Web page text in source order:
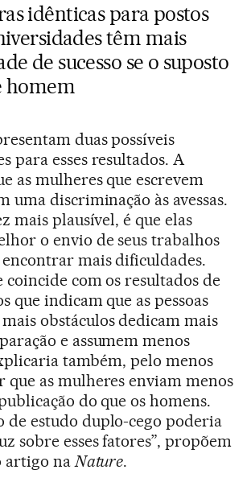
idênticas para postos
têm mais
de sucesso se o suposto
homem
duas possíveis
para esses resultados. A
as mulheres que escrevem
uma discriminação às avessas.
mais plausível, é que elas
o envio de seus trabalhos
mais dificuldades.
coincide com os resultados de
que indicam que as pessoas
obstáculos dedicam mais
e assumem menos
também, pelo menos
que as mulheres enviam menos
do que os homens.
de estudo duplo-cego poderia
sobre esses fatores”, propõem
artigo na Nature.